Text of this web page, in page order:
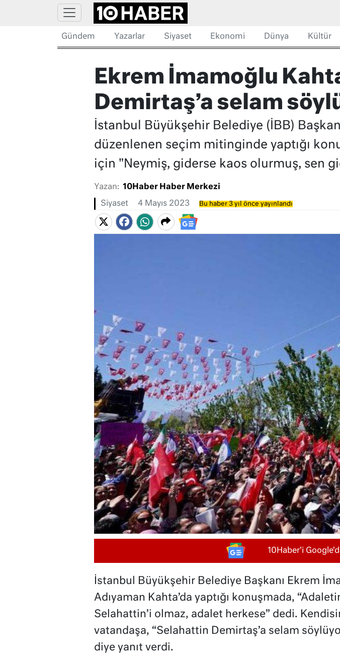
Gündem Yazarlar Siyaset Ekonomi Dünya Kültür
Ekrem İmamoğlu
Demirtaş’a selam
İstanbul Büyükşehir Belediye (İBB)
düzenlenen seçim mitinginde yaptığı
için "Neymiş, giderse kaos olurmuş, sen
Yazan: 10Haber Haber Merkezi
Siyaset 4 Mayıs 2023 Bu haber 3 yıl önce yayınlandı
10Haber'i
İstanbul Büyükşehir Belediye Başkanı Ekrem
Adıyaman Kahta’da yaptığı konuşmada,
Selahattin’i olmaz, adalet herkese” dedi.
vatandaşa, “Selahattin Demirtaş’a selam
diye yanıt verdi.